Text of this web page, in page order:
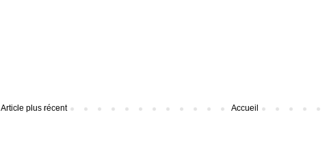
Article plus récent Accueil